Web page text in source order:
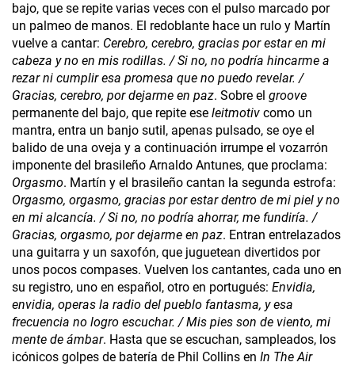
bajo, que se repite varias veces con el pulso marcado por
un palmeo de manos. El redoblante hace un rulo y Martín
vuelve a cantar: Cerebro, cerebro, gracias por estar en mi
cabeza y no en mis rodillas. / Si no, no podría hincarme a
rezar ni cumplir esa promesa que no puedo revelar. /
Gracias, cerebro, por dejarme en paz. Sobre el groove
permanente del bajo, que repite ese leitmotiv como un
mantra, entra un banjo sutil, apenas pulsado, se oye el
balido de una oveja y a continuación irrumpe el vozarrón
imponente del brasileño Arnaldo Antunes, que proclama:
Orgasmo. Martín y el brasileño cantan la segunda estrofa:
Orgasmo, orgasmo, gracias por estar dentro de mi piel y no
en mi alcancía. / Si no, no podría ahorrar, me fundiría. /
Gracias, orgasmo, por dejarme en paz. Entran entrelazados
una guitarra y un saxofón, que juguetean divertidos por
unos pocos compases. Vuelven los cantantes, cada uno en
su registro, uno en español, otro en portugués: Envidia,
envidia, operas la radio del pueblo fantasma, y esa
frecuencia no logro escuchar. / Mis pies son de viento, mi
mente de ámbar. Hasta que se escuchan, sampleados, los
icónicos golpes de batería de Phil Collins en In The Air